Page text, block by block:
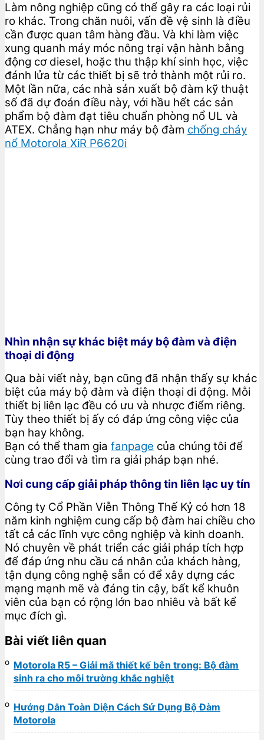
Làm nông nghiệp cũng có thể gây ra các loại rủi
ro khác. Trong chăn nuôi, vấn đề vệ sinh là điều
cần được quan tâm hàng đầu. Và khi làm việc
xung quanh máy móc nông trại vận hành bằng
động cơ diesel, hoặc thu thập khí sinh học, việc
đánh lửa từ các thiết bị sẽ trở thành một rủi ro.
Một lần nữa, các nhà sản xuất bộ đàm kỹ thuật
số đã dự đoán điều này, với hầu hết các sản
phẩm bộ đàm đạt tiêu chuẩn phòng nổ UL và
ATEX. Chẳng hạn như máy bộ đàm chống cháy
nổ Motorola XiR P6620i
Nhìn nhận sự khác biệt máy bộ đàm và điện
thoại di động
Qua bài viết này, bạn cũng đã nhận thấy sự khác
biệt của máy bộ đàm và điện thoại di động. Mỗi
thiết bị liên lạc đều có ưu và nhược điểm riêng.
Tùy theo thiết bị ấy có đáp ứng công việc của
bạn hay không.
Bạn có thể tham gia fanpage của chúng tôi để
cùng trao đổi và tìm ra giải pháp bạn nhé.
Nơi cung cấp giải pháp thông tin liên lạc uy tín
Công ty Cổ Phần Viễn Thông Thế Kỷ có hơn 18
năm kinh nghiệm cung cấp bộ đàm hai chiều cho
tất cả các lĩnh vực công nghiệp và kinh doanh.
Nó chuyên về phát triển các giải pháp tích hợp
để đáp ứng nhu cầu cá nhân của khách hàng,
tận dụng công nghệ sẵn có để xây dựng các
mạng mạnh mẽ và đáng tin cậy, bất kể khuôn
viên của bạn có rộng lớn bao nhiêu và bất kể
mục đích gì.
Bài viết liên quan
Motorola R5 – Giải mã thiết kế bên trong: Bộ đàm
sinh ra cho môi trường khắc nghiệt
Hướng Dẫn Toàn Diện Cách Sử Dụng Bộ Đàm
Motorola